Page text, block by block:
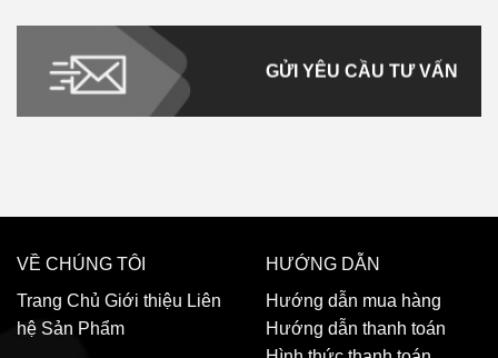
GỬI YÊU CẦU TƯ VẤN
VỀ CHÚNG TÔI
Trang Chủ Giới thiệu Liên
hệ Sản Phẩm
HƯỚNG DẪN
Hướng dẫn mua hàng
Hướng dẫn thanh toán